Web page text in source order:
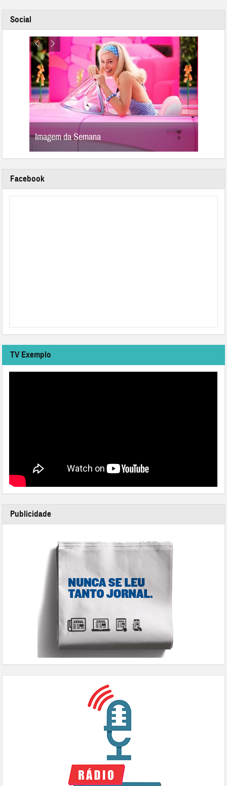
Social
Imagem da Semana
Facebook
TV Exemplo
Publicidade